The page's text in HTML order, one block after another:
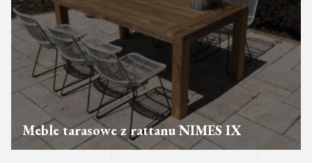
Meble tarasowe z rattanu NIMES IX